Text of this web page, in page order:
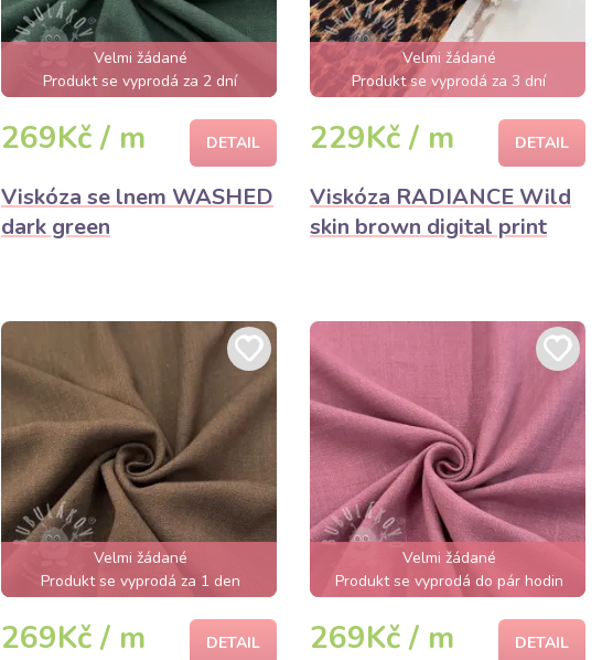
Velmi žádané
Produkt se vyprodá za 2 dní
269Kč / m DETAIL
Viskóza se lnem WASHED
dark green
Velmi žádané
Produkt se vyprodá za 3 dní
229Kč / m DETAIL
Viskóza RADIANCE Wild
skin brown digital print
Velmi žádané
Produkt se vyprodá za 1 den
269Kč / m DETAIL
Velmi žádané
Produkt se vyprodá do pár hodin
269Kč / m DETAIL